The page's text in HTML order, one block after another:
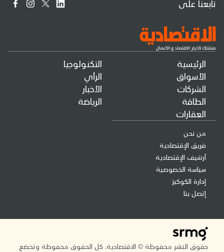
الرئيسية
الأسواق
الشركات
الطاقة
العقارات
التكنولوجيا
الرأي
الأخبار
الرياضة
من نحن
فريق الإقتصادية
أرشيف الإقتصادية
سياسة الخصوصية
إدارة الكوكيز
إتصل بنا
تابعنا على
حقوق النشر محفوظة © الاقتصادية. كل الحقوق محفوظة وتخضع